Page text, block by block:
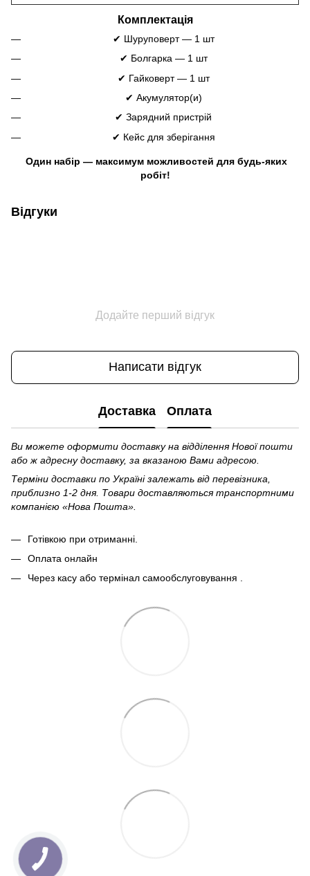
Комплектація
✔ Шуруповерт — 1 шт
✔ Болгарка — 1 шт
✔ Гайковерт — 1 шт
✔ Акумулятор(и)
✔ Зарядний пристрій
✔ Кейс для зберігання
Один набір — максимум можливостей для будь-яких
робіт!
Відгуки
Додайте перший відгук
Написати відгук
Доставка Оплата
Ви можете оформити доставку на відділення Нової пошти
або ж адресну доставку, за вказаною Вами адресою.
Терміни доставки по Україні залежать від перевізника,
приблизно 1-2 дня. Товари доставляються транспортними
компанією «Нова Пошта».
Готівкою при отриманні.
Оплата онлайн
Через касу або термінал самообслуговування .